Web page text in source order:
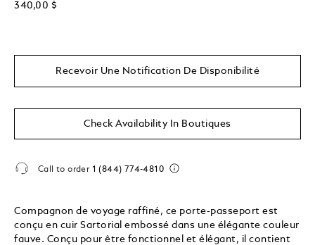
340,00 $
Recevoir Une Notification De Disponibilité
Check Availability In Boutiques
Call to order 1 (844) 774-4810
Compagnon de voyage raffiné, ce porte-passeport est
conçu en cuir Sartorial embossé dans une élégante couleur
fauve. Conçu pour être fonctionnel et élégant, il contient